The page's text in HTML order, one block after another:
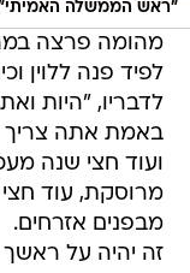
לפיד פנה ללוין
לדבריו, "היות
באמת אתה צריך
ועוד חצי שנה
מרוסקת, עוד
מבפנים אזרחים.
זה יהיה על
הזאת להתפרק
למינוי שופטים